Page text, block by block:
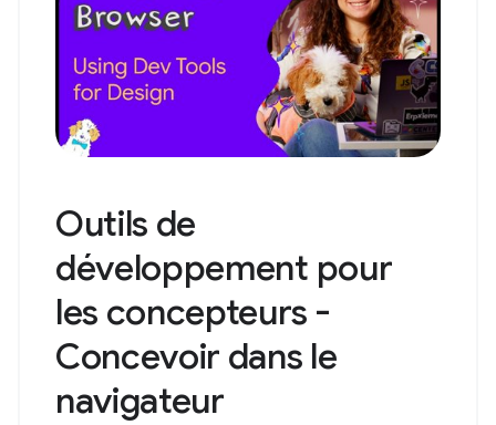
Outils de
développement pour
les concepteurs -
Concevoir dans le
navigateur